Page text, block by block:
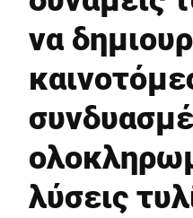
Εταιρία
Παγκόσμιος ιστότοπος
να
λύσεις